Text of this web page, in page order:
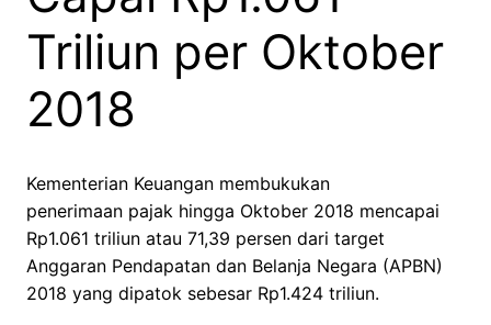
Triliun per Oktober
2018
Kementerian Keuangan membukukan
penerimaan pajak hingga Oktober 2018 mencapai
Rp1.061 triliun atau 71,39 persen dari target
Anggaran Pendapatan dan Belanja Negara (APBN)
2018 yang dipatok sebesar Rp1.424 triliun.